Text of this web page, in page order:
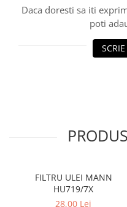
Daca doresti sa iti
poti
FILTRU ULEI MANN
HU719/7X
28,00 Lei